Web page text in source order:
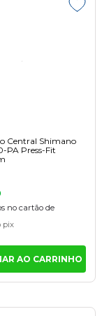
Central Shimano
PA Press-Fit
no cartão de
pix
AO CARRINHO